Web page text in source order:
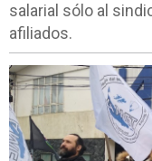
salarial sólo al
afiliados.